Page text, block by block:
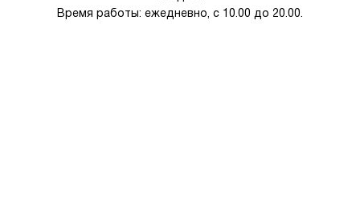
Время работы: ежедневно, с 10.00 до 20.00.